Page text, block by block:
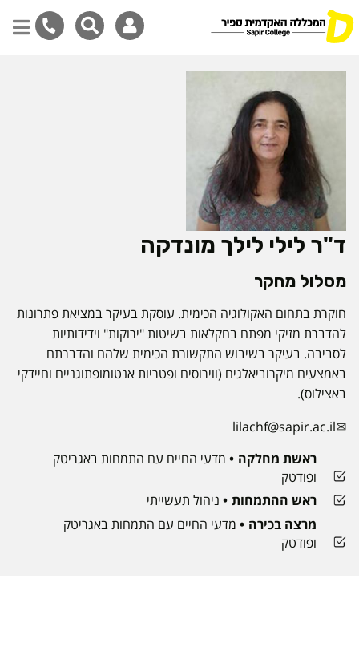
ד"ר לילי לילך מונדקה
מסלול מחקר
חוקרת בתחום האקולוגיה הכימית. עוסקת בעיקר במציאת פתרונות
להדברת מזיקי מפתח בחקלאות בשיטות "ירוקות" וידידותיות
לסביבה. בעיקר בשיבוש התקשורת הכימית שלהם והדברתם
באמצעים מיקרוביאלגים (ווירוסים ופטריות אנטומופתוגניים וחיידקי
באצילוס).
lilachf@sapir.ac.il
ראשת מחלקה
מדעי החיים עם התמחות באגריטק
ופודטק
ראש ההתמחות
ניהול תעשייתי
מרצה בכירה
מדעי החיים עם התמחות באגריטק
ופודטק